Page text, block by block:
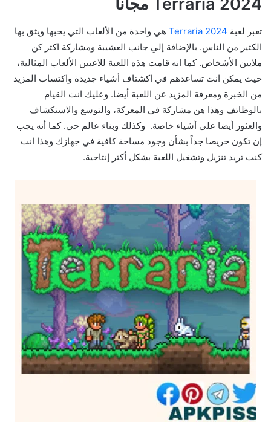
Terraria 2024 مجانا
تعبر لعبة Terraria 2024 هي واحدة من الألعاب التي يحبها ويثق بها
الكثير من الناس. بالإضافة إلي جانب العشيبة ومشاركة اكثر كن
ملايين الأشخاص. كما انه قامت هذه اللعبة للاعبين الألعاب المثالية،
حيث يمكن انت تساعدهم في اكشتاف أشياء جديدة واكتساب المزيد
من الخبرة ومعرفة المزيد عن اللعبة أيضا. وعليك انت القيام
بالوظائف وهذا هن مشاركة في المعركة، والتوسع والاستكشاف
والعثور أيضا علي أشياء خاصة. وكذلك وبناء عالم حي. كما أنه يجب
إن تكون حريصا جداً بشأن وجود مساحة كافية في جهازك وهذا انت
كنت تريد تنزيل وتشغيل اللعبة بشكل أكثر إنتاجية.